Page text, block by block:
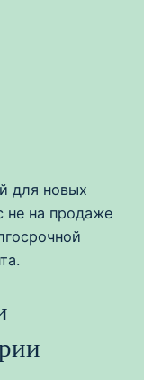
для новых
не на продаже